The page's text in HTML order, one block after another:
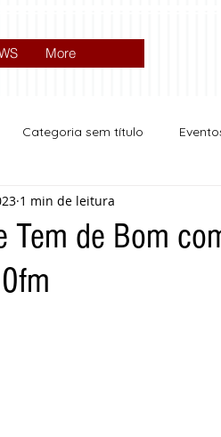
More
Categoria sem título
Política
Tem de Bom
1 min de leitura